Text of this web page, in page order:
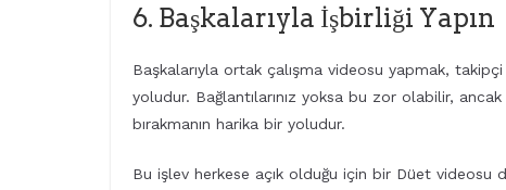
6. Başkalarıyla İşbirliği Yapın
Başkalarıyla ortak çalışma videosu yapmak,
yoludur. Bağlantılarınız yoksa bu zor olabilir,
bırakmanın harika bir yoludur.
Bu işlev herkese açık olduğu için bir Düet